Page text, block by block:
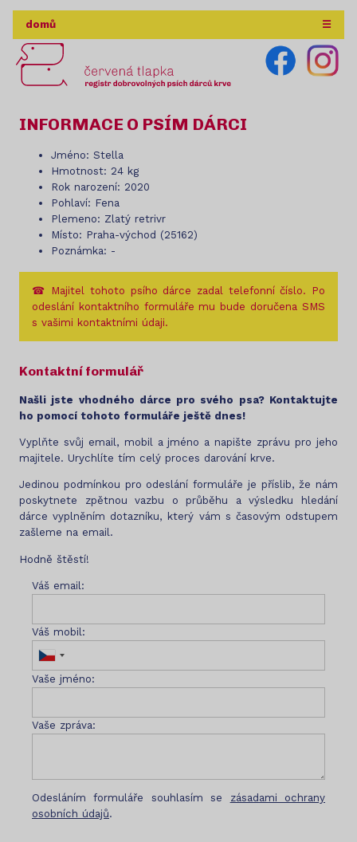
domů ☰
INFORMACE O PSÍM DÁRCI
Jméno: Stella
Hmotnost: 24 kg
Rok narození: 2020
Pohlaví: Fena
Plemeno: Zlatý retrivr
Místo: Praha-východ (25162)
Poznámka: -
☎ Majitel tohoto psího dárce zadal telefonní číslo. Po
odeslání kontaktního formuláře mu bude doručena SMS
s vašimi kontaktními údaji.
Kontaktní formulář
Našli jste vhodného dárce pro svého psa? Kontaktujte
ho pomocí tohoto formuláře ještě dnes!
Vyplňte svůj email, mobil a jméno a napište zprávu pro jeho
majitele. Urychlíte tím celý proces darování krve.
Jedinou podmínkou pro odeslání formuláře je příslib, že nám
poskytnete zpětnou vazbu o průběhu a výsledku hledání
dárce vyplněním dotazníku, který vám s časovým odstupem
zašleme na email.
Hodně štěstí!
Váš email:
Váš mobil:
Vaše jméno:
Vaše zpráva:
Odesláním formuláře souhlasím se zásadami ochrany
osobních údajů.